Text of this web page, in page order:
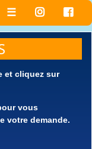
☰
et cliquez sur
vous
votre demande.